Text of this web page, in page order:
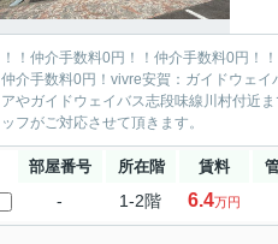
！！仲介手数料0円！！仲介手数料0円！！
仲介手数料0円！vivre安賀：ガイドウェ
アやガイドウェイバス志段味線川村付近
ッフがご対応させて頂きます。
部屋番号 所在階 賃料
- 1-2階 6.4万円